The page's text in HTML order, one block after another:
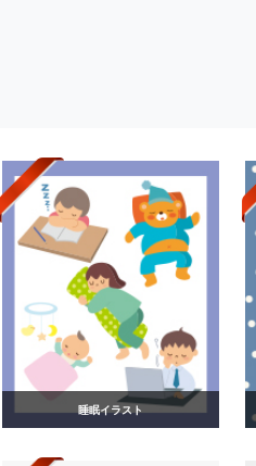
睡眠イラスト